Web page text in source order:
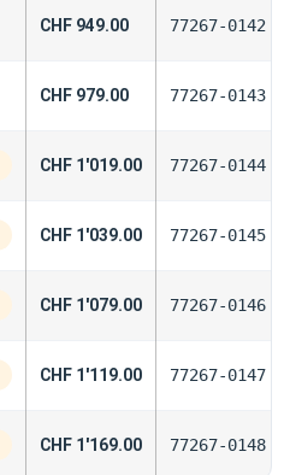
CHF 949.00 77267-0142
CHF 979.00 77267-0143
CHF 1'019.00 77267-0144
CHF 1'039.00 77267-0145
CHF 1'079.00 77267-0146
CHF 1'119.00 77267-0147
CHF 1'169.00 77267-0148